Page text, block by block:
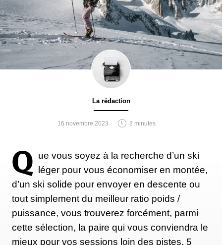
La rédaction
16 novembre 2023 3 minutes
Q ue vous soyez à la recherche d’un ski
léger pour vous économiser en montée,
d’un ski solide pour envoyer en descente ou
tout simplement du meilleur ratio poids /
puissance, vous trouverez forcément, parmi
cette sélection, la paire qui vous conviendra le
mieux pour vos sessions loin des pistes. 5